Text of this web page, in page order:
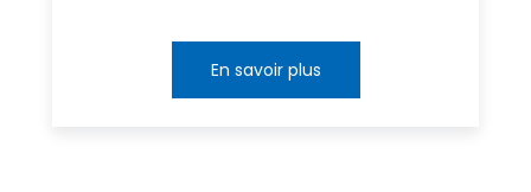
En savoir plus